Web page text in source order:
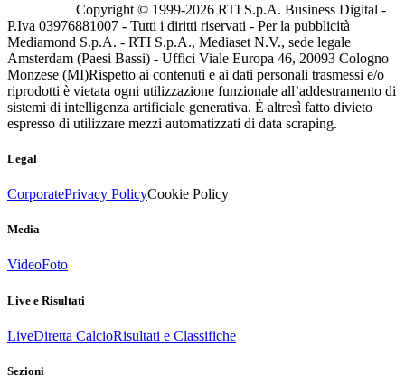
Copyright © 1999-2026 RTI S.p.A. Business Digital -
P.Iva 03976881007 - Tutti i diritti riservati - Per la pubblicità
Mediamond S.p.A. - RTI S.p.A., Mediaset N.V., sede legale
Amsterdam (Paesi Bassi) - Uffici Viale Europa 46, 20093 Cologno
Monzese (MI)Rispetto ai contenuti e ai dati personali trasmessi e/o
riprodotti è vietata ogni utilizzazione funzionale all’addestramento di
sistemi di intelligenza artificiale generativa. È altresì fatto divieto
espresso di utilizzare mezzi automatizzati di data scraping.
Legal
CorporatePrivacy PolicyCookie Policy
Media
VideoFoto
Live e Risultati
LiveDiretta CalcioRisultati e Classifiche
Sezioni